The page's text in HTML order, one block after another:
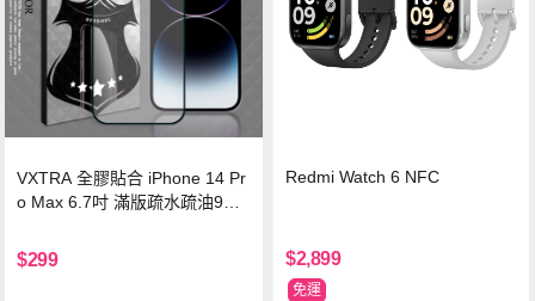
VXTRA 全膠貼合 iPhone 14 Pr
o Max 6.7吋 滿版疏水疏油9H
$299
Redmi Watch 6 NFC
$2,899
免運